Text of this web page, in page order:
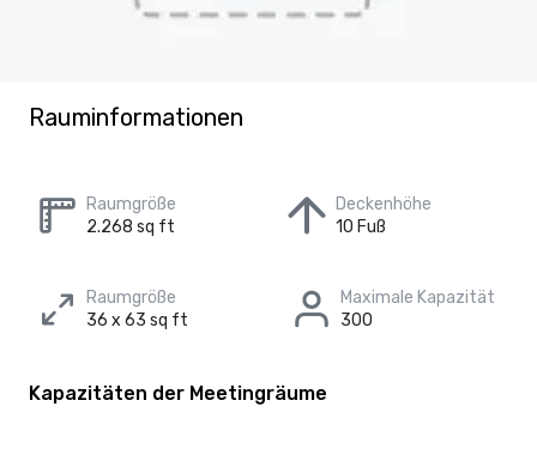
Rauminformationen
Raumgröße
2.268 sq ft
Deckenhöhe
10 Fuß
Raumgröße
36 x 63 sq ft
Maximale Kapazität
300
Kapazitäten der Meetingräume